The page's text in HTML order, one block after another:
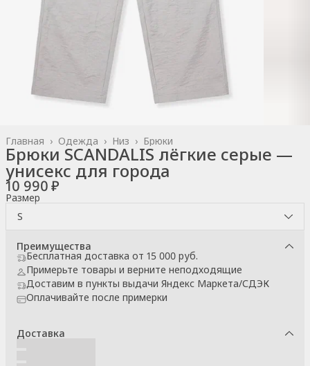
Брюки
Низ ›
Одежда ›
Главная ›
Брюки SCANDALIS лёгкие серые —
унисекс для города
10 990 ₽
Размер
S
Преимущества
Бесплатная доставка от 15 000 руб.
Примерьте товары и верните неподходящие
Доставим в пункты выдачи Яндекс Маркета/СДЭК
Оплачивайте после примерки
Доставка